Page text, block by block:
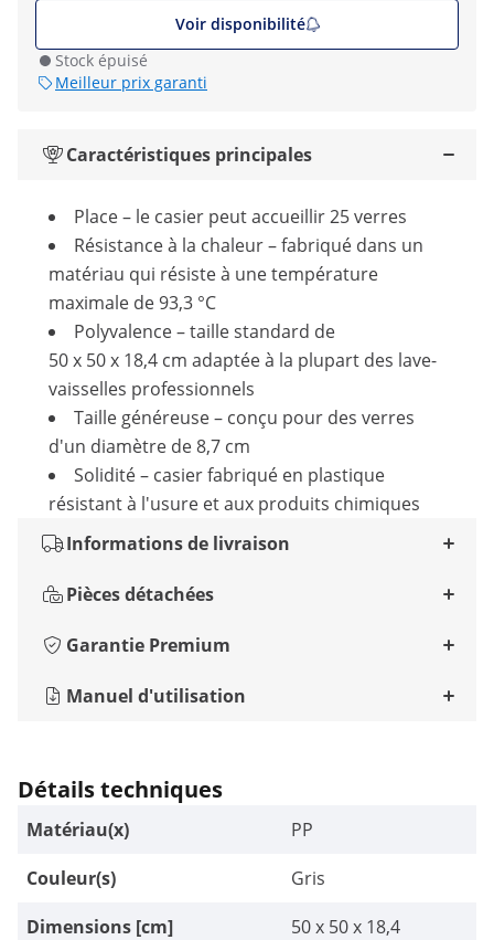
Voir disponibilité
Stock épuisé
Meilleur prix garanti
Caractéristiques principales
Place – le casier peut accueillir 25 verres
Résistance à la chaleur – fabriqué dans un
matériau qui résiste à une température
maximale de 93,3 °C
Polyvalence – taille standard de
50 x 50 x 18,4 cm adaptée à la plupart des lave-
vaisselles professionnels
Taille généreuse – conçu pour des verres
d'un diamètre de 8,7 cm
Solidité – casier fabriqué en plastique
résistant à l'usure et aux produits chimiques
Informations de livraison
Pièces détachées
Garantie Premium
Manuel d'utilisation
Détails techniques
Matériau(x)
PP
Couleur(s)
Gris
Dimensions [cm]
50 x 50 x 18,4